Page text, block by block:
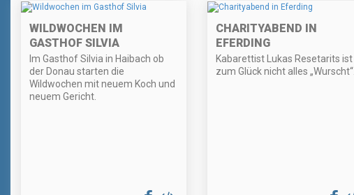
WILDWOCHEN IM
GASTHOF SILVIA
Im Gasthof Silvia in Haibach ob
der Donau starten die
Wildwochen mit neuem Koch und
neuem Gericht.
CHARITYABEND IN
EFERDING
Kabarettist Lukas Resetarits ist
zum Glück nicht alles „Wurscht“.